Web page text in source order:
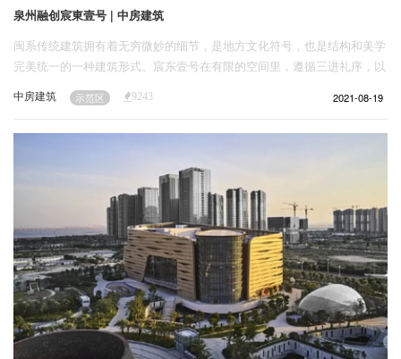
泉州融创宸東壹号 | 中房建筑
闽系传统建筑拥有着无穷微妙的细节，是地方文化符号，也是结构和美学
完美统一的一种建筑形式。宸东壹号在有限的空间里，遵循三进礼序，以
化的多样性，演绎国际中式意境。
中房建筑 示范区 9243 2021-08-19